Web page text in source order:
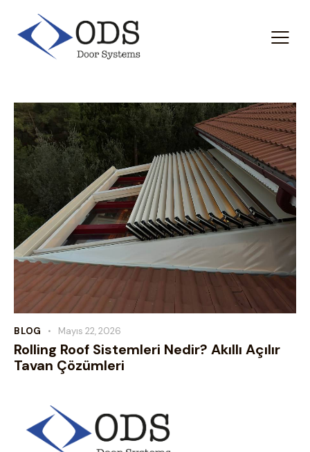
BLOG Mayıs 22, 2026
Rolling Roof Sistemleri Nedir? Akıllı Açılır
Tavan Çözümleri